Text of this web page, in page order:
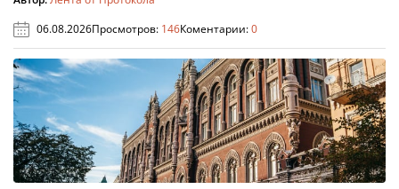
06.08.2026Просмотров: 146Коментарии:0